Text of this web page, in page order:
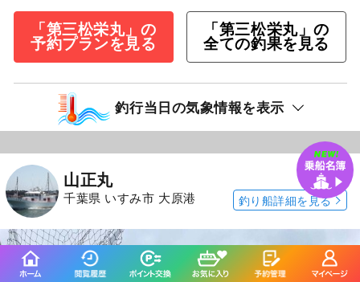
「第三松栄丸」の
予約プランを見る
「第三松栄丸」の
全ての釣果を見る
釣行当日の気象情報を表示
山正丸
千葉県 いすみ市 大原港
25日前
釣り船詳細を見る